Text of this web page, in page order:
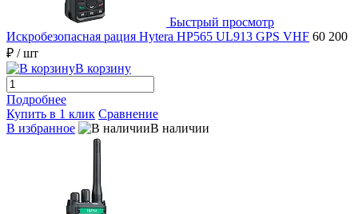
Быстрый просмотр
Искробезопасная рация Hytera HP565 UL913 GPS VHF 60 200
₽ / шт
В корзину
Подробнее
Купить в 1 клик Сравнение
В избранное
В наличии